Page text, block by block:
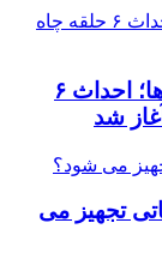
گامی دیگر در مدیریت مهندسی روان‌آب‌ها؛ احداث ۶
به چه امکاناتی تجهیز می